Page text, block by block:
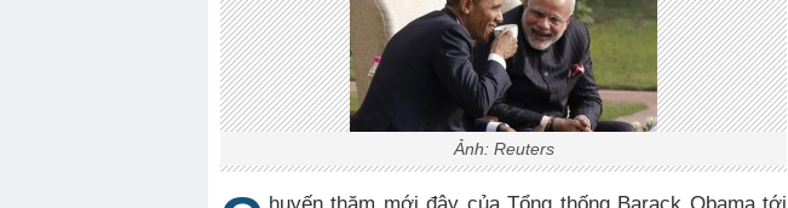
Ảnh: Reuters